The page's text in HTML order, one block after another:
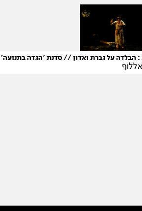
: הבלדה על גברת ואדון // סדנת 'הגדה